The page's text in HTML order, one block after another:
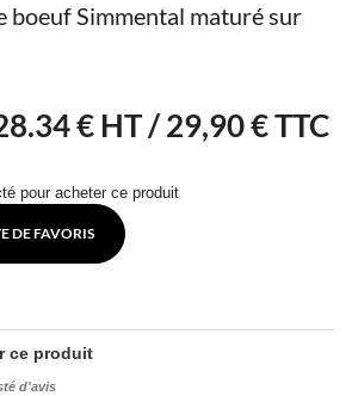
boeuf Simmental maturé sur
€ HT /29,90 € TTC
pour acheter ce produit
DE FAVORIS
ce produit
d'avis